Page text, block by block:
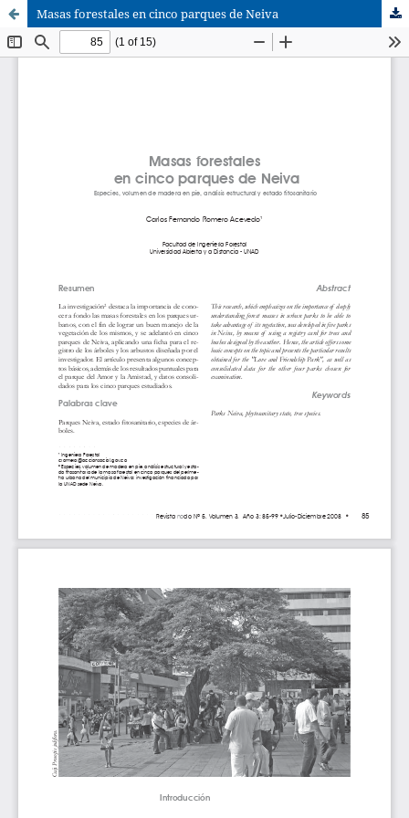
Masas forestales en cinco parques de Neiva